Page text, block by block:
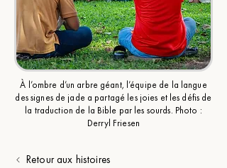
À l’ombre d’un arbre géant, l’équipe de la langue
des signes de jade a partagé les joies et les défis de
la traduction de la Bible par les sourds. Photo :
Derryl Friesen
Retour aux histoires